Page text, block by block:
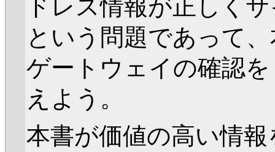
ドレス情報が正しく
という問題であって
ゲートウェイの確認
えよう。
本書が価値の高い情